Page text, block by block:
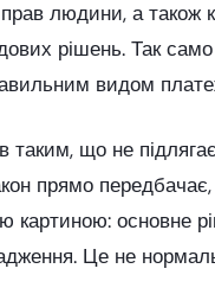
людини, а також
рішень. Так
видом
таким, що не
прямо
картиною: основне
Це не